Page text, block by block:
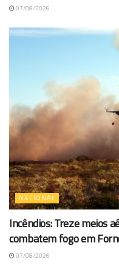
07/08/2026
NACIONAL
Incêndios: Treze meios
combatem fogo em
07/08/2026